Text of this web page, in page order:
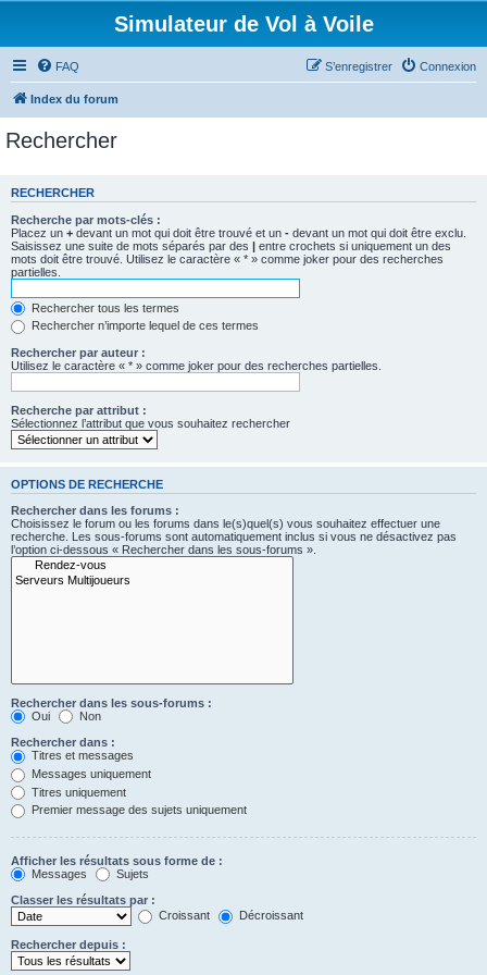
Simulateur de Vol à Voile
FAQ Connexion
S’enregistrer
Index du forum
Rechercher
RECHERCHER
Recherche par mots-clés :
Placez un + devant un mot qui doit être trouvé et un - devant un mot qui doit être exclu.
Saisissez une suite de mots séparés par des | entre crochets si uniquement un des
mots doit être trouvé. Utilisez le caractère « * » comme joker pour des recherches
partielles.
Rechercher tous les termes
Rechercher n’importe lequel de ces termes
Rechercher par auteur :
Utilisez le caractère « * » comme joker pour des recherches partielles.
Recherche par attribut :
Sélectionnez l’attribut que vous souhaitez rechercher
OPTIONS DE RECHERCHE
Rechercher dans les forums :
Choisissez le forum ou les forums dans le(s)quel(s) vous souhaitez effectuer une
recherche. Les sous-forums sont automatiquement inclus si vous ne désactivez pas
l’option ci-dessous « Rechercher dans les sous-forums ».
Rechercher dans les sous-forums :
Oui
Non
Rechercher dans :
Titres et messages
Messages uniquement
Titres uniquement
Premier message des sujets uniquement
Afficher les résultats sous forme de :
Messages
Sujets
Classer les résultats par :
Croissant
Décroissant
Rechercher depuis :